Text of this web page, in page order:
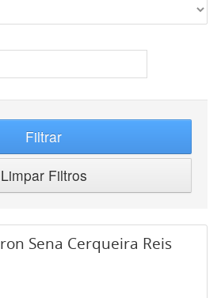
Filtrar
Limpar Filtros
Sena Cerqueira Reis